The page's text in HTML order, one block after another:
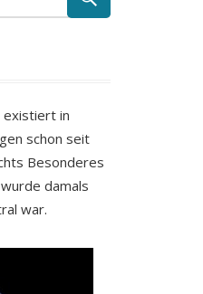
existiert in
schon seit
Besonderes
damals
war.